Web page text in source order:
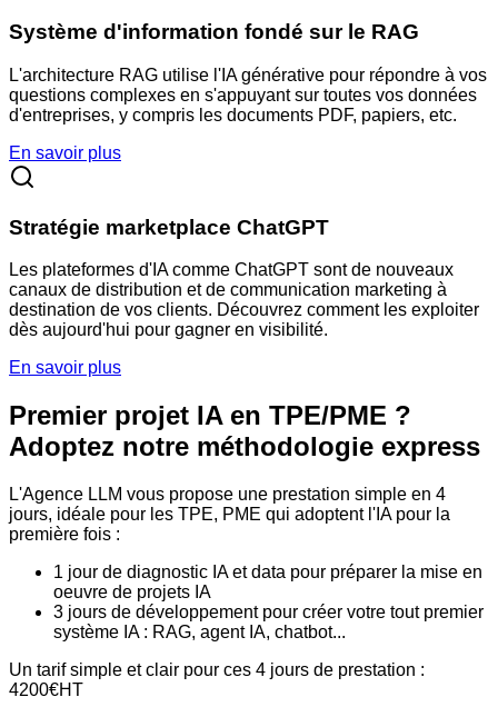
Système d'information fondé sur le RAG
L'architecture RAG utilise l'IA générative pour répondre à vos
questions complexes en s'appuyant sur toutes vos données
d'entreprises, y compris les documents PDF, papiers, etc.
En savoir plus
Stratégie marketplace ChatGPT
Les plateformes d'IA comme ChatGPT sont de nouveaux
canaux de distribution et de communication marketing à
destination de vos clients. Découvrez comment les exploiter
dès aujourd'hui pour gagner en visibilité.
En savoir plus
Premier projet IA en TPE/PME ?
Adoptez notre méthodologie express
L'Agence LLM vous propose une prestation simple en 4
jours, idéale pour les TPE, PME qui adoptent l'IA pour la
première fois :
1 jour de diagnostic IA et data pour préparer la mise en
oeuvre de projets IA
3 jours de développement pour créer votre tout premier
système IA : RAG, agent IA, chatbot...
Un tarif simple et clair pour ces 4 jours de prestation :
4200€HT